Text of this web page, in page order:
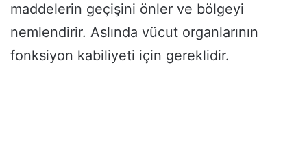
maddelerin geçişini önler ve bölgeyi
nemlendirir. Aslında vücut organlarının
fonksiyon kabiliyeti için gereklidir.